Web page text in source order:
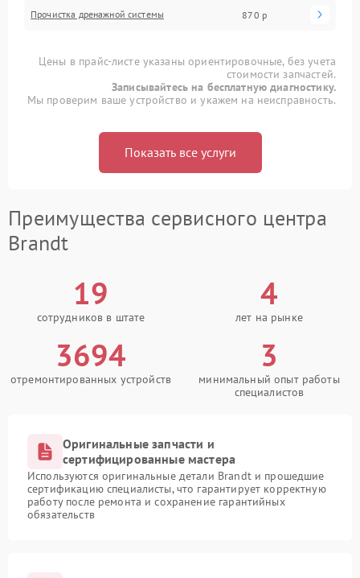
Прочистка дренажной системы 870 р
Цены в прайс-листе указаны ориентировочные, без учета
стоимости запчастей.
Записывайтесь на бесплатную диагностику.
Мы проверим ваше устройство и укажем на неисправность.
Показать все услуги
Преимущества сервисного центра
Brandt
19
сотрудников в штате
4
лет на рынке
3694
отремонтированных устройств
3
минимальный опыт работы
специалистов
Оригинальные запчасти и
сертифицированные мастера
Используются оригинальные детали Brandt и прошедшие
сертификацию специалисты, что гарантирует корректную
работу после ремонта и сохранение гарантийных
обязательств